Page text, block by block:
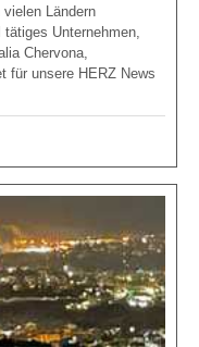
Ländern
Unternehmen,
Chervona,
für unsere HERZ News